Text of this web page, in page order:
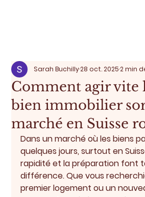
Comment agir vite
bien immobilier
marché en Suisse
Sarah Buchilly28 oct. 20252 min
Dans un marché où les biens
quelques jours, surtout en
rapidité et la préparation font
différence. Que vous
premier logement ou un